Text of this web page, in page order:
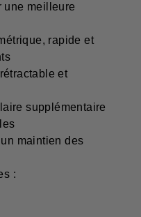
une meilleure
rapide et
et
supplémentaire
maintien des
: